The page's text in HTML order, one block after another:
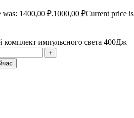
1400,00 ₽.1000,00 ₽Current price
импульсного света 400Дж